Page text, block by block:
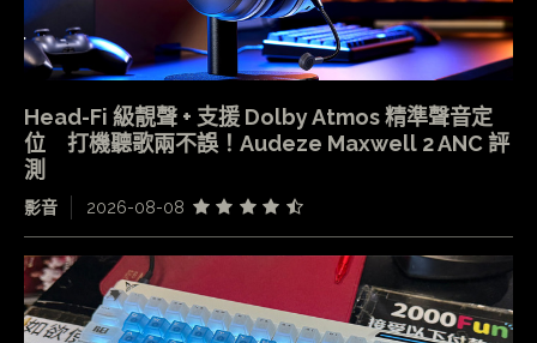
Head-Fi 級靚聲 + 支援 Dolby Atmos 精準聲音定
位 打機聽歌兩不誤！Audeze Maxwell 2 ANC 評
測
影音 2026-08-08